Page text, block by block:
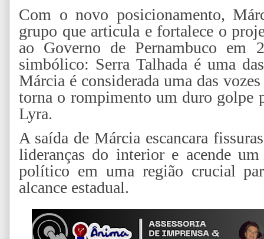
Com o novo posicionamento,
grupo que articula e fortalece o
ao Governo de Pernambuco em
simbólico: Serra Talhada é uma
Márcia é considerada uma das
torna o rompimento um duro golpe
Lyra.
A saída de Márcia escancara
lideranças do interior e acende
político em uma região crucial
alcance estadual.